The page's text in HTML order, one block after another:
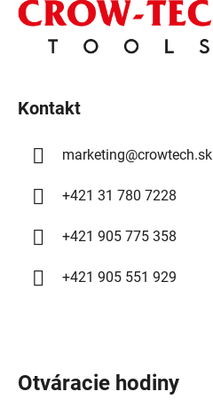
Kontakt
marketing@crowtech.sk
+421 31 780 7228
+421 905 775 358
+421 905 551 929
Otváracie hodiny